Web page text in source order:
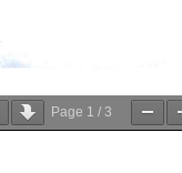
Page 1 / 3